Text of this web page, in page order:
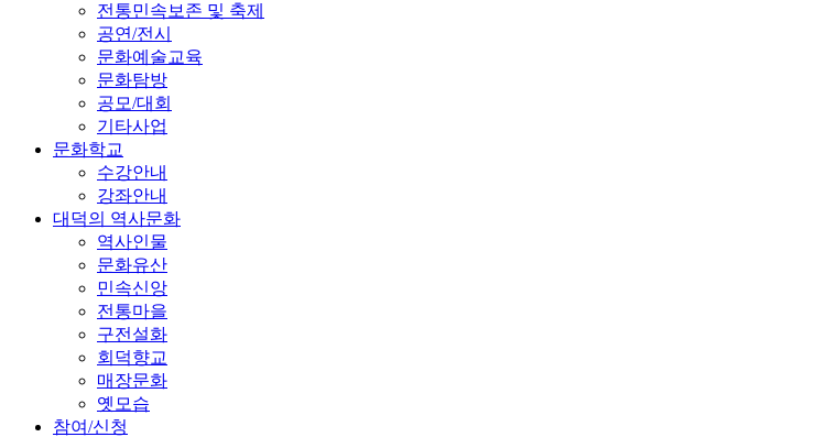
전통민속보존 및 축제
공연/전시
문화예술교육
문화탐방
공모/대회
기타사업
문화학교
수강안내
강좌안내
대덕의 역사문화
역사인물
문화유산
민속신앙
전통마을
구전설화
회덕향교
매장문화
옛모습
참여/신청